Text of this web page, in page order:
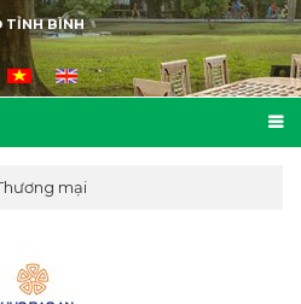
TỈNH BÌNH
mại